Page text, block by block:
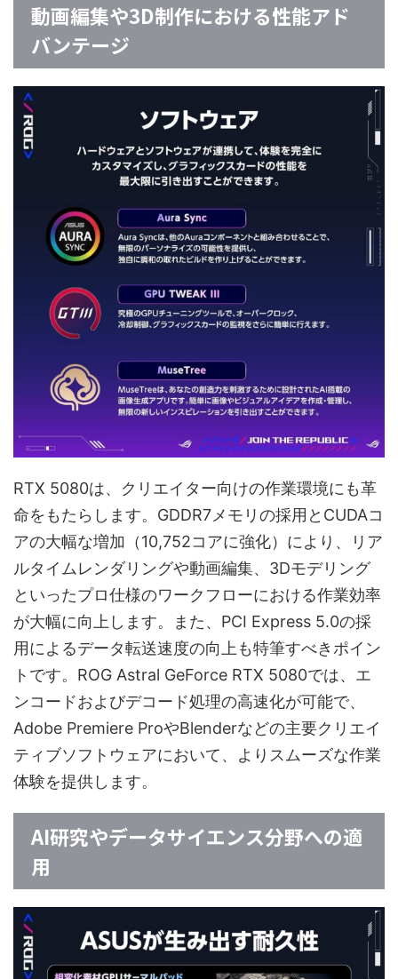
動画編集や3D制作における性能アド
バンテージ
RTX 5080は、クリエイター向けの作業環境にも革
命をもたらします。GDDR7メモリの採用とCUDAコ
アの大幅な増加（10,752コアに強化）により、リア
ルタイムレンダリングや動画編集、3Dモデリング
といったプロ仕様のワークフローにおける作業効率
が大幅に向上します。また、PCI Express 5.0の採
用によるデータ転送速度の向上も特筆すべきポイン
トです。ROG Astral GeForce RTX 5080では、エ
ンコードおよびデコード処理の高速化が可能で、
Adobe Premiere ProやBlenderなどの主要クリエイ
ティブソフトウェアにおいて、よりスムーズな作業
体験を提供します。
AI研究やデータサイエンス分野への適
用